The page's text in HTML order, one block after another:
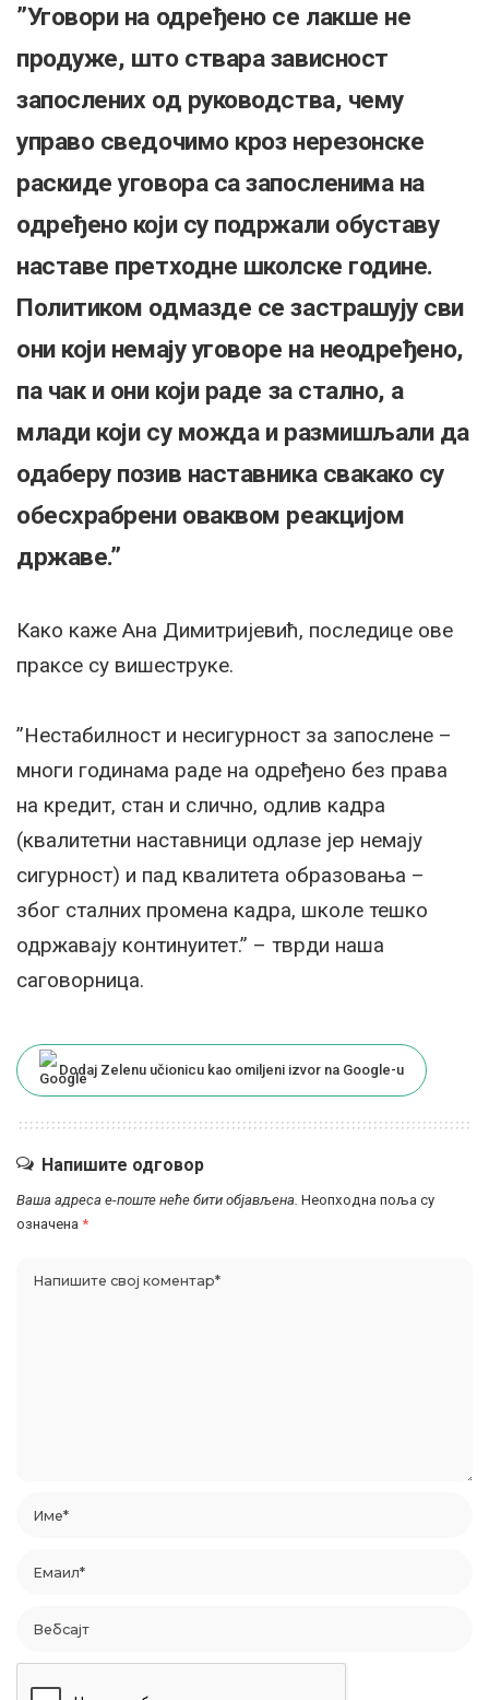
”Уговори на одређено се лакше не
продуже, што ствара зависност
запослених од руководства, чему
управо сведочимо кроз нерезонске
раскиде уговора са запосленима на
одређено који су подржали обуставу
наставе претходне школске године.
Политиком одмазде се застрашују сви
они који немају уговоре на неодређено,
па чак и они који раде за стално, а
млади који су можда и размишљали да
одаберу позив наставника свакако су
обесхрабрени оваквом реакцијом
државе.”
Како каже Ана Димитријевић, последице ове
праксе су вишеструке.
”Нестабилност и несигурност за запослене –
многи годинама раде на одређено без права
на кредит, стан и слично, одлив кадра
(квалитетни наставници одлазе јер немају
сигурност) и пад квалитета образовања –
због сталних промена кадра, школе тешко
одржавају континуитет.” – тврди наша
саговорница.
Dodaj Zelenu učionicu kao omiljeni izvor na Google-u
Напишите одговор
Ваша адреса е-поште неће бити објављена. Неопходна поља су
означена *